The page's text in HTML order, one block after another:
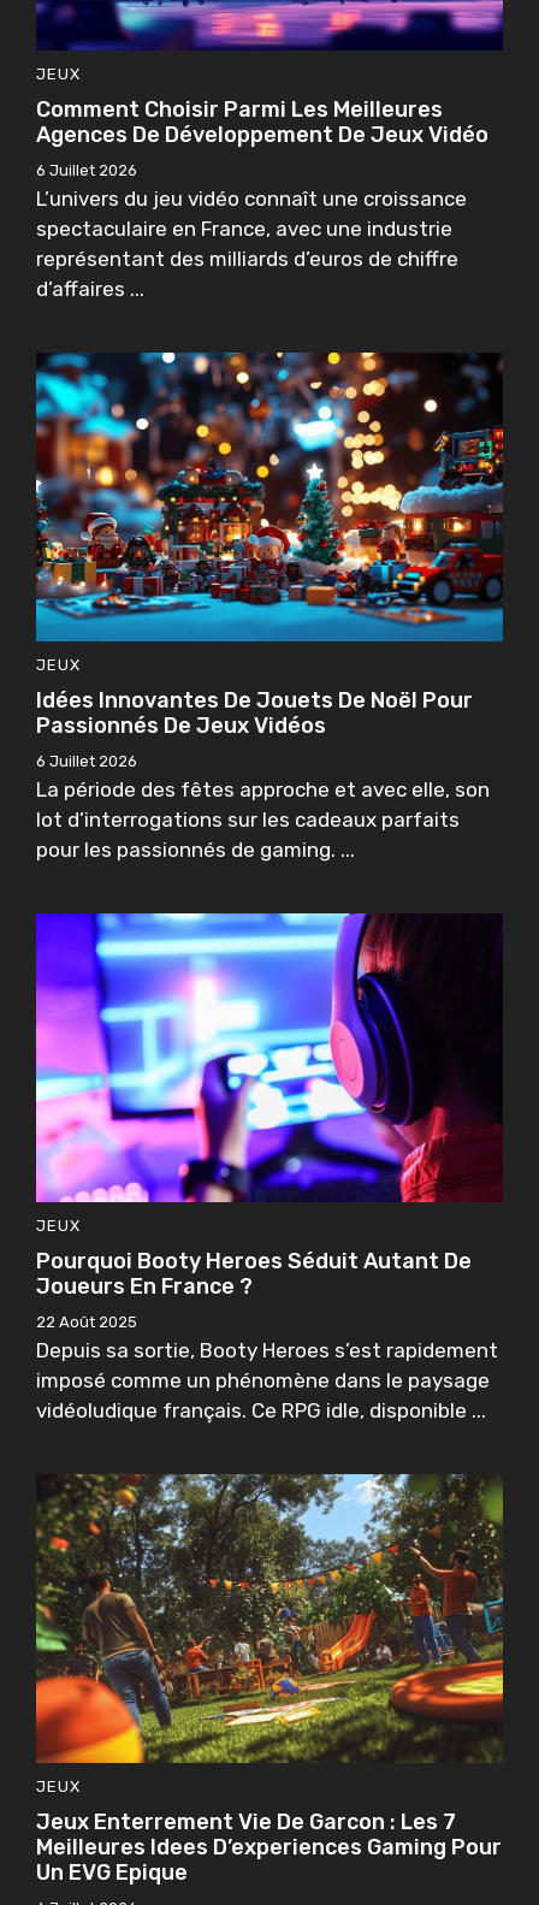
JEUX
Comment Choisir Parmi Les Meilleures
Agences De Développement De Jeux Vidéo
6 Juillet 2026
L’univers du jeu vidéo connaît une croissance
spectaculaire en France, avec une industrie
représentant des milliards d’euros de chiffre
d’affaires ...
JEUX
Idées Innovantes De Jouets De Noël Pour
Passionnés De Jeux Vidéos
6 Juillet 2026
La période des fêtes approche et avec elle, son
lot d’interrogations sur les cadeaux parfaits
pour les passionnés de gaming. ...
JEUX
Pourquoi Booty Heroes Séduit Autant De
Joueurs En France ?
22 Août 2025
Depuis sa sortie, Booty Heroes s’est rapidement
imposé comme un phénomène dans le paysage
vidéoludique français. Ce RPG idle, disponible ...
JEUX
Jeux Enterrement Vie De Garcon : Les 7
Meilleures Idees D’experiences Gaming Pour
Un EVG Epique